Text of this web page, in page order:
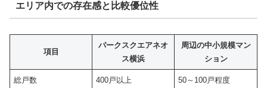
エリア内での存在感と比較優位性
項目
パークスクエアネオ
ス横浜
周辺の中小規模マン
ション
総戸数 400戸以上 50～100戸程度